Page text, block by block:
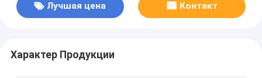
Лучшая цена Контакт
Характер Продукции